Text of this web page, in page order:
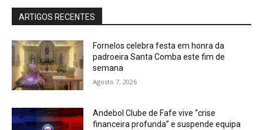
ARTIGOS RECENTES
Fornelos celebra festa em honra da
padroeira Santa Comba este fim de
semana
Agosto 7, 2026
Andebol Clube de Fafe vive “crise
financeira profunda” e suspende equipa